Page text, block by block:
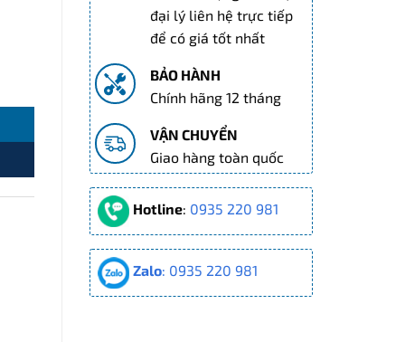
đại lý liên hệ trực tiếp
để có giá tốt nhất
BẢO HÀNH
Chính hãng 12 tháng
VẬN CHUYỂN
Giao hàng toàn quốc
Hotline: 0935 220 981
Zalo: 0935 220 981